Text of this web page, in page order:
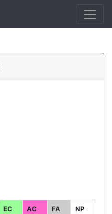
EC AC FA NP